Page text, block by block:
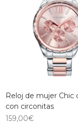
Reloj de mujer Chic
con circonitas
159,00€